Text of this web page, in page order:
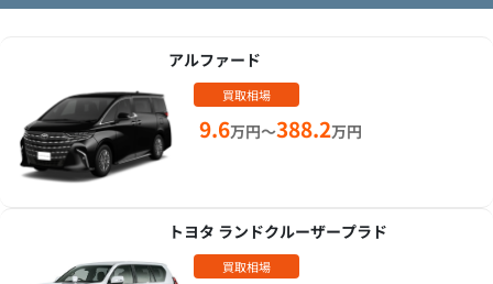
アルファード
買取相場
9.6万円～388.2万円
トヨタ ランドクルーザープラド
買取相場